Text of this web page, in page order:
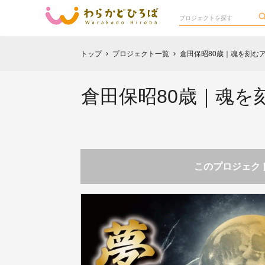
トップ chevron_right プロジェクト一覧 chevron_right 倉田保昭80歳｜魂を刻む
倉田保昭80歳｜魂を
このプロジェク